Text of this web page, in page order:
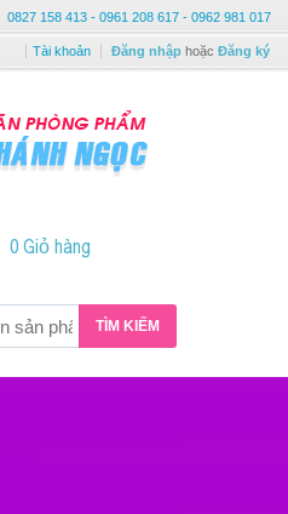
0827 158 413 - 0961 208 617 - 0962 981 017
Tài khoản Đăng nhập hoặc Đăng ký
0 Giỏ hàng
TÌM KIẾM